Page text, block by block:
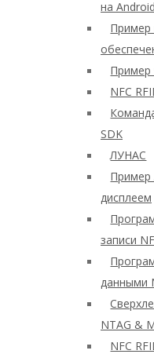
на
Пример
Пример
NFC
SDK
ЛУНАС
Пример
дисплеем
записи
данными
NTAG &
NFC